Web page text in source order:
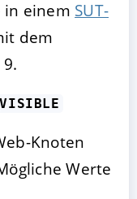
in einem SUT-
dem
Knoten
Werte